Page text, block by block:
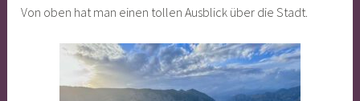
Von oben hat man einen tollen Ausblick über die Stadt.